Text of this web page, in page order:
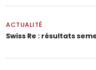
ACTUALITÉ
Swiss Re : résultats